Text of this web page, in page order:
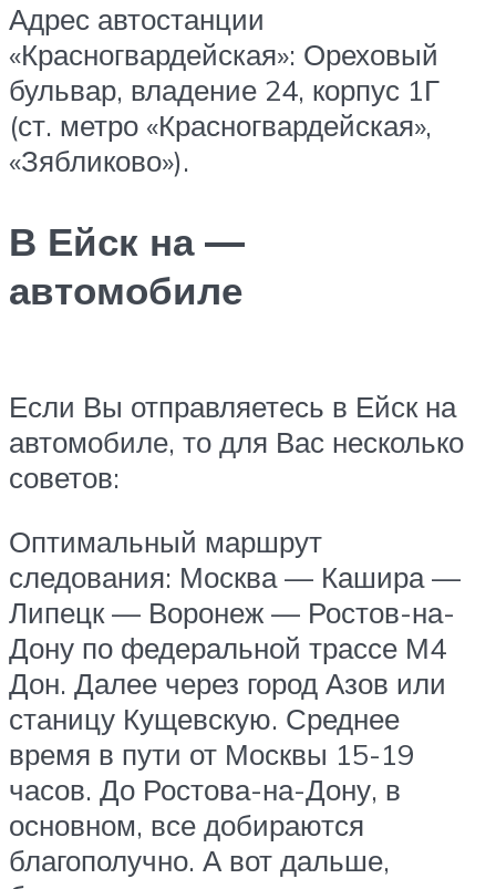
Адрес автостанции
«Красногвардейская»: Ореховый
бульвар, владение 24, корпус 1Г
(ст. метро «Красногвардейская»,
«Зябликово»).
В Ейск на —
автомобиле
Если Вы отправляетесь в Ейск на
автомобиле, то для Вас несколько
советов:
Оптимальный маршрут
следования: Москва — Кашира —
Липецк — Воронеж — Ростов-на-
Дону по федеральной трассе М4
Дон. Далее через город Азов или
станицу Кущевскую. Среднее
время в пути от Москвы 15-19
часов. До Ростова-на-Дону, в
основном, все добираются
благополучно. А вот дальше,